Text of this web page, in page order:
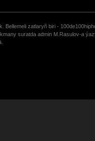
zatlaryñ biri -
suratda admin M.Rasulov-a